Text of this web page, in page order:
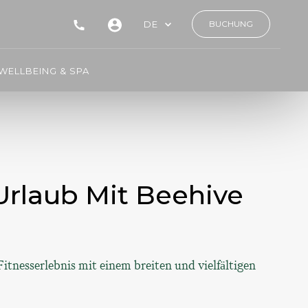
DE BUCHUNG
& SPA
Mit Beehive
mit einem breiten und vielfältigen